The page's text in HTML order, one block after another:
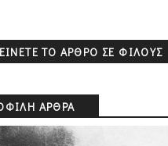
ΤΟ ΆΡΘΡΟ ΣΕ ΦΊΛΟΥΣ
ΆΡΘΡΑ